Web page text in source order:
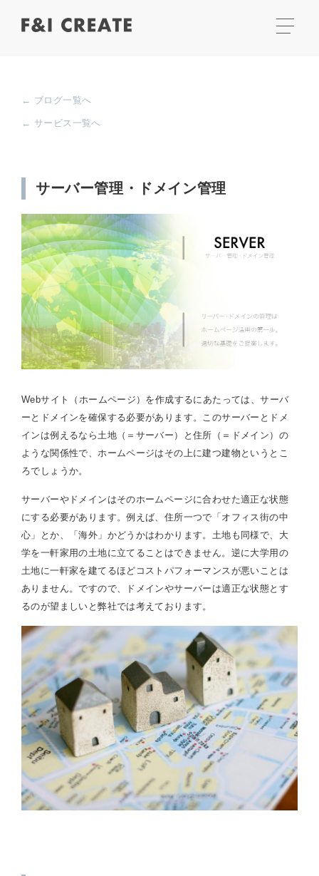
← ブログ一覧へ
← サービス一覧へ
サーバー管理・ドメイン管理
Webサイト（ホームページ）を作成するにあたっては、サーバ
ーとドメインを確保する必要があります。このサーバーとドメ
インは例えるなら土地（＝サーバー）と住所（＝ドメイン）の
ような関係性で、ホームページはその上に建つ建物というとこ
ろでしょうか。
サーバーやドメインはそのホームページに合わせた適正な状態
にする必要があります。例えば、住所一つで「オフィス街の中
心」とか、「海外」かどうかはわかります。土地も同様で、大
学を一軒家用の土地に立てることはできません。逆に大学用の
土地に一軒家を建てるほどコストパフォーマンスが悪いことは
ありません。ですので、ドメインやサーバーは適正な状態とす
るのが望ましいと弊社では考えております。